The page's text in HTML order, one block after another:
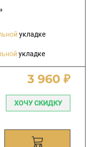
укладке
укладке
3 960 ₽
ХОЧУ СКИДКУ